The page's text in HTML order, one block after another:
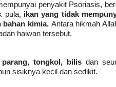
penyakit Psoriasis,
pula, ikan yang tidak
bahan kimia. Antara hikmah
haiwan tersebut.
parang, tongkol, bilis dan
sisiknya kecil dan sedikit.